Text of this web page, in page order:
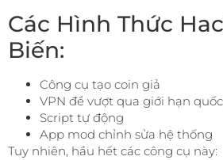
Các Hình Thức
Biến:
Công cụ tạo coin giả
VPN để vượt qua giới hạn
Script tự động
App mod chỉnh sửa hệ thống
Tuy nhiên, hầu hết các công cụ này: